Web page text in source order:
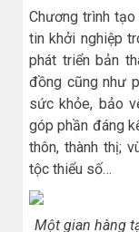
Chương trình
tin khởi nghiệp
phát triển bản
đồng cũng như
sức khỏe, bảo
góp phần đáng
thôn, thành thị;
tộc thiểu số…
Một gian hàng